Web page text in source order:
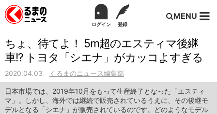
ログイン 登録
MENU
ちょ、待てよ！ 5m超のエスティマ後継
車!? トヨタ「シエナ」がカッコよすぎる
2020.04.03 くるまのニュース編集部
日本市場では、2019年10月をもって生産終了となった「エスティ
マ」。しかし、海外では継続で販売されているうえに、その後継モ
デルとなる「シエナ」が販売されているのです。どのようなモデル